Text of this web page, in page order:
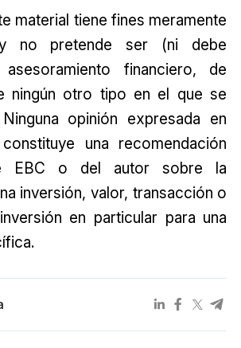
material tiene fines meramente
y no pretende ser (ni debe
asesoramiento financiero, de
ningún otro tipo en el que se
opinión expresada en
una recomendación
EBC o del autor sobre la
inversión, valor, transacción o
en particular para una